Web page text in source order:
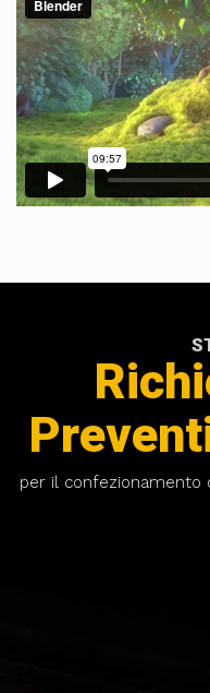
per il confezionamento